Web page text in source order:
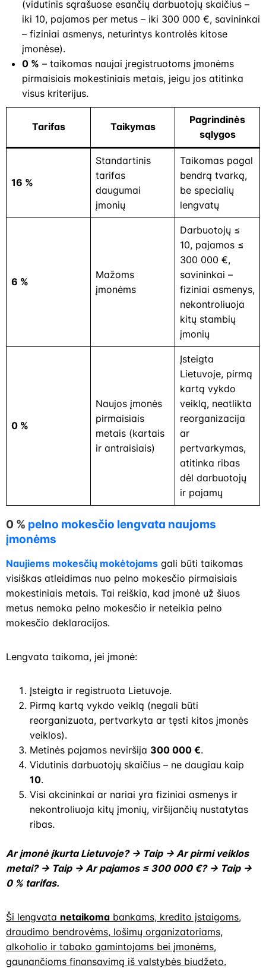
(vidutinis sąrašuose esančių darbuotojų skaičius –
iki 10, pajamos per metus – iki 300 000 €, savininkai
– fiziniai asmenys, neturintys kontrolės kitose
įmonėse).
0 % – taikomas naujai įregistruotoms įmonėms
pirmaisiais mokestiniais metais, jeigu jos atitinka
visus kriterijus.
Tarifas Taikymas
Pagrindinės
sąlygos
16 %
Standartinis
tarifas
daugumai
įmonių
Taikomas pagal
bendrą tvarką,
be specialių
lengvatų
6 %
Mažoms
įmonėms
Darbuotojų ≤
10, pajamos ≤
300 000 €,
savininkai –
fiziniai asmenys,
nekontroliuoja
kitų stambių
įmonių
0 %
Naujos įmonės
pirmaisiais
metais (kartais
ir antraisiais)
Įsteigta
Lietuvoje, pirmą
kartą vykdo
veiklą, neatlikta
reorganizacija
ar
pertvarkymas,
atitinka ribas
dėl darbuotojų
ir pajamų
0 % pelno mokesčio lengvata naujoms
įmonėms
Naujiems mokesčių mokėtojams gali būti taikomas
visiškas atleidimas nuo pelno mokesčio pirmaisiais
mokestiniais metais. Tai reiškia, kad įmonė už šiuos
metus nemoka pelno mokesčio ir neteikia pelno
mokesčio deklaracijos.
Lengvata taikoma, jei įmonė:
Įsteigta ir registruota Lietuvoje.
Pirmą kartą vykdo veiklą (negali būti
reorganizuota, pertvarkyta ar tęsti kitos įmonės
veiklos).
Metinės pajamos neviršija 300 000 €.
Vidutinis darbuotojų skaičius – ne daugiau kaip
10.
Visi akcininkai ar nariai yra fiziniai asmenys ir
nekontroliuoja kitų įmonių, viršijančių nustatytas
ribas.
Ar įmonė įkurta Lietuvoje? → Taip → Ar pirmi veiklos
metai? → Taip → Ar pajamos ≤ 300 000 €? → Taip →
0 % tarifas.
Ši lengvata netaikoma bankams, kredito įstaigoms,
draudimo bendrovėms, lošimų organizatoriams,
alkoholio ir tabako gamintojams bei įmonėms,
gaunančioms finansavimą iš valstybės biudžeto.